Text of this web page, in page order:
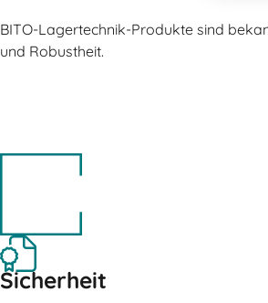
BITO-Lagertechnik-Produkte sind
und Robustheit.
Sicherheit